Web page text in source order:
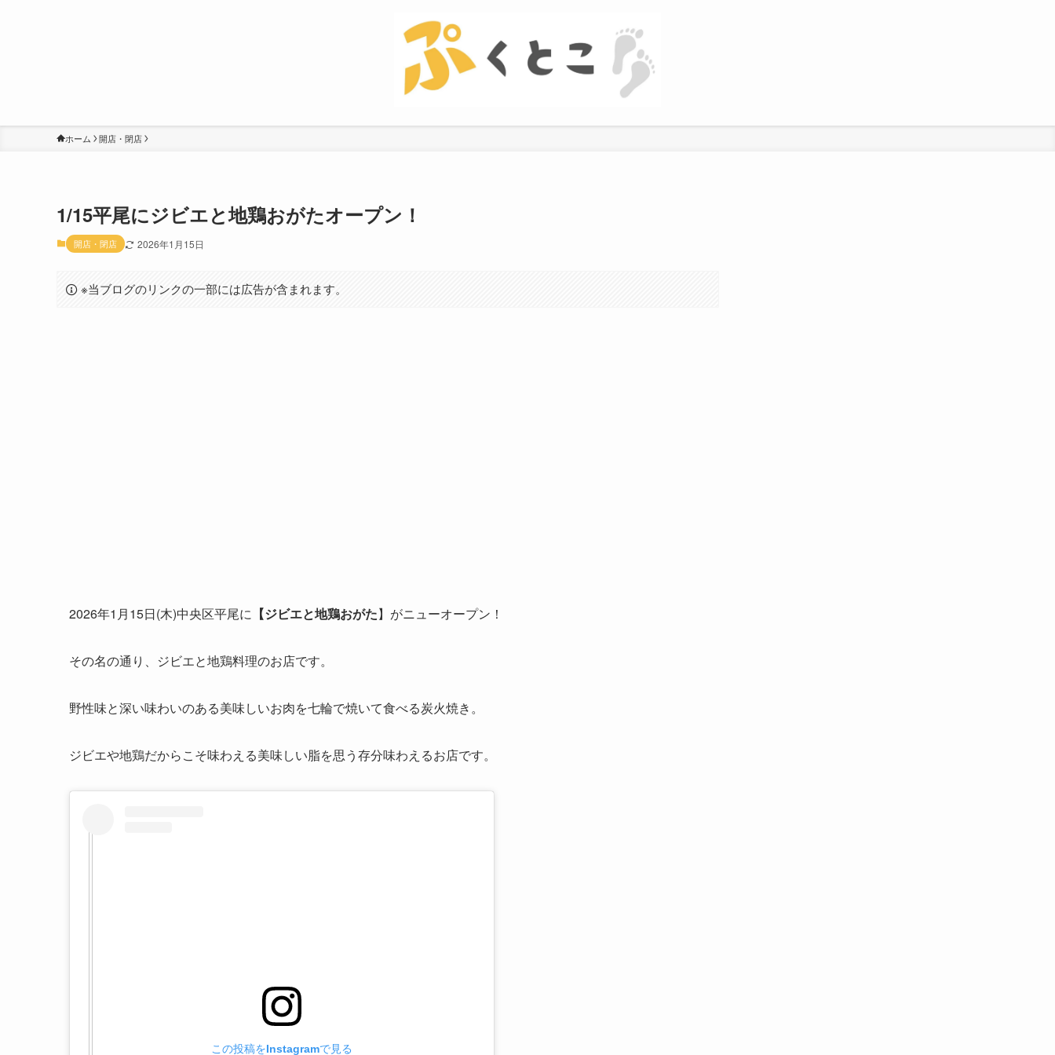
ホーム 開店・閉店
1/15平尾にジビエと地鶏おがたオープン！
開店・閉店 2026年1月15日
※当ブログのリンクの一部には広告が含まれます。
2026年1月15日(木)中央区平尾に 【ジビエと地鶏おがた】がニューオープン！
その名の通り、ジビエと地鶏料理のお店です。
野性味と深い味わいのある美味しいお肉を七輪で焼いて食べる炭火焼き。
ジビエや地鶏だからこそ味わえる美味しい脂を思う存分味わえるお店です。
この投稿をInstagramで見る